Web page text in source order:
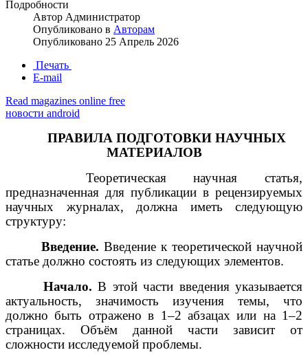
Подробности
Автор Администратор
Опубликовано в Авторам
Опубликовано 25 Апрель 2026
Печать
E-mail
Read magazines online free
новости android
ПРАВИЛА ПОДГОТОВКИ НАУЧНЫХ
МАТЕРИАЛОВ
Теоретическая научная статья,
предназначенная для публикации в рецензируемых
научных журналах, должна иметь следующую
структуру:
Введение. Введение к теоретической научной
статье должно состоять из следующих элементов.
Начало.В этой части введения указывается
актуальность, значимость изучения темы, что
должно быть отражено в 1–2 абзацах или на 1–2
страницах. Объём данной части зависит от
сложности исследуемой проблемы.